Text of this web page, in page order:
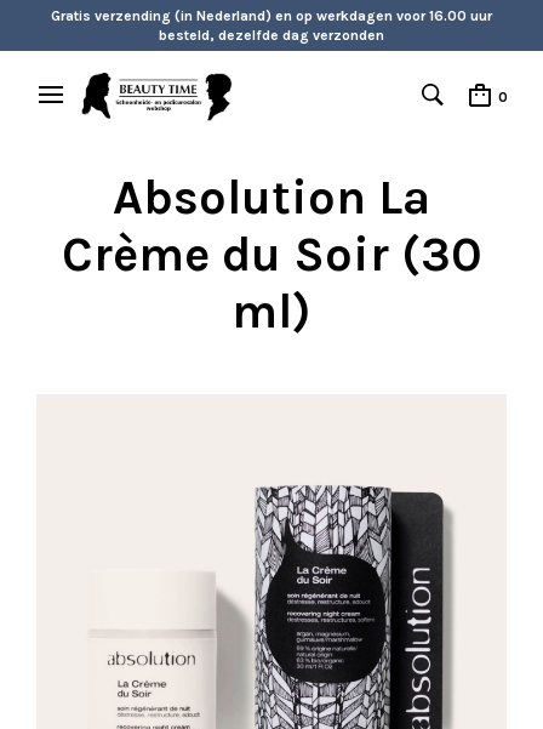
Gratis verzending (in Nederland) en op werkdagen voor 16.00 uur
besteld, dezelfde dag verzonden
0
Absolution La
Crème du Soir (30
ml)